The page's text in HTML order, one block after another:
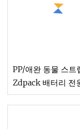
PP/애완 동물 스트
Zdpack 배터리 전
용하는 포장 달아